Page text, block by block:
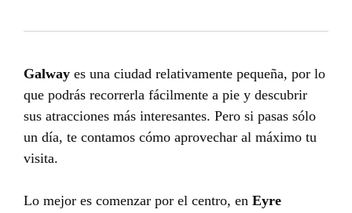
Galway es una ciudad relativamente pequeña, por lo
que podrás recorrerla fácilmente a pie y descubrir
sus atracciones más interesantes. Pero si pasas sólo
un día, te contamos cómo aprovechar al máximo tu
visita.
Lo mejor es comenzar por el centro, en Eyre